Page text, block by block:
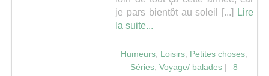
je pars bientôt au soleil [...]
Lire
la suite...
Humeurs Loisirs Petites choses
Séries ,Voyage/ balades |
8